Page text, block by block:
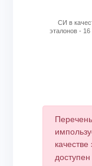
СИ в
эталонов - 16
качестве
доступен